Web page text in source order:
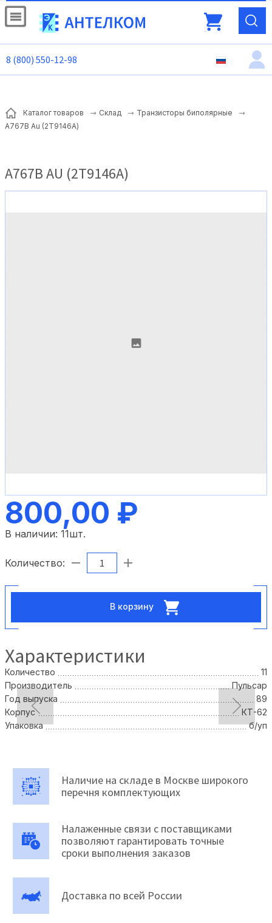
8 (800) 550-12-98
Каталог товаров Склад
Транзисторы биполярные
А767В Au (2Т9146А)
А767В AU (2Т9146А)
800,00 ₽
В наличии: 11шт.
Количество:
В корзину
Характеристики
Количество
11
Производитель
Пульсар
Год выпуска
89
Корпус
КТ-62
Упаковка
б/уп
Наличие на складе в Москве широкого
перечня комплектующих
Налаженные связи с поставщиками
позволяют гарантировать точные
сроки выполнения заказов
Доставка по всей России